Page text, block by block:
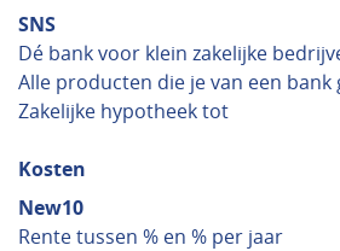
SNS
Dé bank voor klein zakelijke
Alle producten die je van een bank
Zakelijke hypotheek tot
Kosten
New10
Rente tussen % en % per jaar